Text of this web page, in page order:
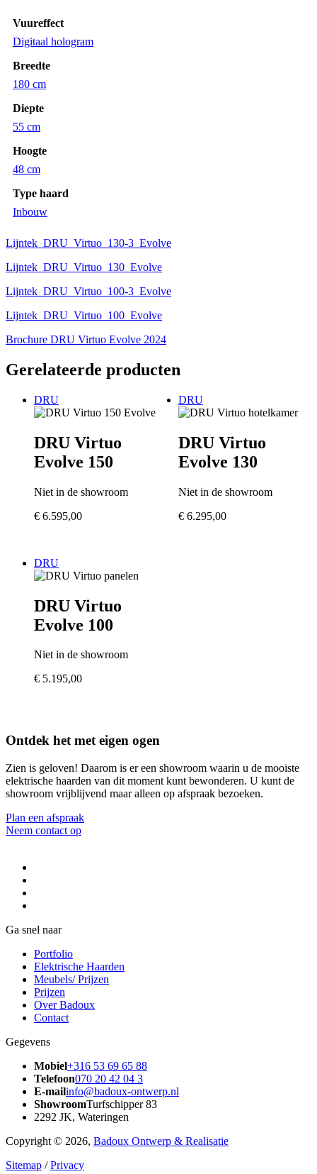
Vuureffect
Digitaal hologram
Breedte
180 cm
Diepte
55 cm
Hoogte
48 cm
Type haard
Inbouw
Lijntek_DRU_Virtuo_130-3_Evolve
Lijntek_DRU_Virtuo_130_Evolve
Lijntek_DRU_Virtuo_100-3_Evolve
Lijntek_DRU_Virtuo_100_Evolve
Brochure DRU Virtuo Evolve 2024
Gerelateerde producten
DRU
DRU Virtuo
Evolve 150
Niet in de showroom
€ 6.595,00
DRU
DRU Virtuo
Evolve 130
Niet in de showroom
€6.295,00
DRU
DRU Virtuo
Evolve 100
Niet in de showroom
€ 5.195,00
Ontdek het met eigen ogen
Zien is geloven! Daarom is er een showroom waarin u de mooiste
elektrische haarden van dit moment kunt bewonderen. U kunt de
showroom vrijblijvend maar alleen op afspraak bezoeken.
Plan een afspraak
Neem contact op
Ga snel naar
Portfolio
Elektrische Haarden
Meubels/ Prijzen
Prijzen
Over Badoux
Contact
Gegevens
Mobiel+316 53 69 65 88
Telefoon070 20 42 04 3
E-mailinfo@badoux-ontwerp.nl
ShowroomTurfschipper 83
2292 JK, Wateringen
Copyright © 2026, Badoux Ontwerp & Realisatie
Sitemap /Privacy